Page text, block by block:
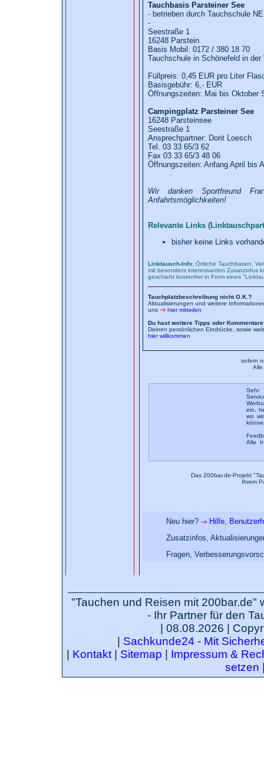
Tauchbasis Parsteiner See
- betrieben durch Tauchschule
-
Seestraße 1
16248 Parstein
Basis Mobil: 0172 / 380 18 70
Tauchschule in Schönefeld in
Füllpreis: 0,45 EUR pro Liter
Basisgebühr: 6,- EUR
Öffnungszeiten: Mai bis Oktober
Campingplatz Parsteiner See
16248 Parsteinsee
Seestraße 1
Ansprechpartner: Dorit Loesch
Tel. 03 33 65/3 62
Fax 03 33 65/3 48 06
Öffnungszeiten: Anfang April bis
Wir danken Sportfreund
Anfahrtsmöglichkeiten!
Relevante Links
bisher keine Links
Linktausch-Info: Örtliche Tauchbasen,
mit besonders interessanten Zusatzinfos
geschieht kostenfrei in Form eines
Tauchplatzbeschreibung nicht O.K.?
Aktualisierungen und weitere
uns
hier mitteilen
Du hast weitere Tipps oder
Deinen persönlichen Eindrücke, sowie
hier willkommen
sofern
Alle
Sehr
ein,
wo
Alle
Das 200bar.de-Projekt
Ihrem
Neu hier?
Hilfe,
Zusatzinfos,
Fragen,
"Tauchen und Reisen mit 200bar.de"
- Ihr Partner für den
| 08.08.2026 |
Sachkunde24 - Mit
Kontakt| Sitemap
Impressum &
setzen